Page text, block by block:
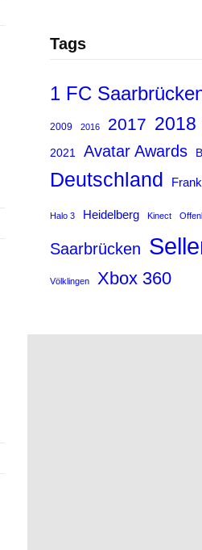
Tags
1 FC
2009 2016 2017 2018
2021 Avatar Awards
Deutschland
Halo 3 Heidelberg Kinect
Saarbrücken
Völklingen Xbox 360